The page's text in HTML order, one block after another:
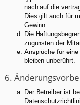
nach auf die
Dies gilt auch für
Gewinn.
Die
zugunsten der
Ansprüche für
bleiben unberührt.
6.
Der Betreiber ist